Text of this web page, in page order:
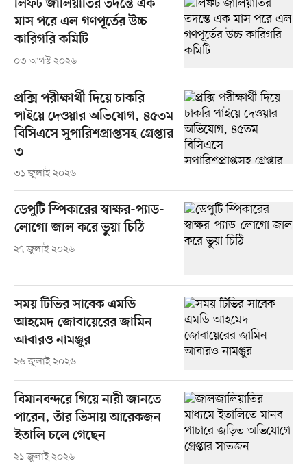
লিফট জালিয়াতির তদন্তে এক
মাস পরে এল গণপূর্তের উচ্চ
কারিগরি কমিটি
০৩ আগস্ট ২০২৬
প্রক্সি পরীক্ষার্থী দিয়ে চাকরি
পাইয়ে দেওয়ার অভিযোগ, ৪৫তম
বিসিএসে সুপারিশপ্রাপ্তসহ গ্রেপ্তার
৩
৩১ জুলাই ২০২৬
ডেপুটি স্পিকারের স্বাক্ষর-প্যাড-
লোগো জাল করে ভুয়া চিঠি
২৭ জুলাই ২০২৬
সময় টিভির সাবেক এমডি
আহমেদ জোবায়েরের জামিন
আবারও নামঞ্জুর
২৬ জুলাই ২০২৬
বিমানবন্দরে গিয়ে নারী জানতে
পারেন, তাঁর ভিসায় আরেকজন
ইতালি চলে গেছেন
২১ জুলাই ২০২৬